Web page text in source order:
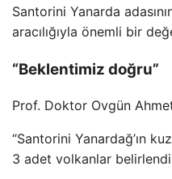
Santorini Yanarda
aracılığıyla önemli bir
“Beklentimiz doğru”
Prof. Doktor Ovgün
“Santorini Yanardağ’ın
3 adet volkanlar